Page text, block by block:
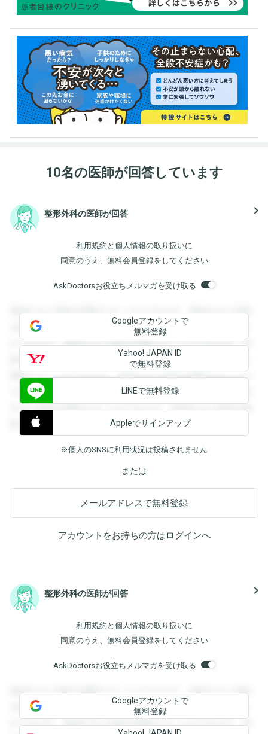
10名の医師が回答しています
整形外科の医師が回答 navigate_next
利用規約 と 個人情報の取り扱いに
同意のうえ、無料会員登録をしてください
AskDoctorsお役立ちメルマガを受け取る
登録すると回答を閲覧することができます。登録すると回答
を閲覧することができます。登録すると回答を閲覧すること
ができます。登録すると回答を閲覧することができます。登
録すると回答を閲覧することができます。登録すると回答を
閲覧することができます。登録すると回答を閲覧することが
できます。登録すると回答を閲覧することができます。登録
すると回答を閲覧することができます。登録すると回答を閲
覧することができます。
Googleアカウントで
無料登録
Yahoo! JAPAN ID
で無料登録
LINEで無料登録
Appleでサインアップ
※個人のSNSに利用状況は投稿されません
または
メールアドレスで無料登録
アカウントをお持ちの方はログインへ
整形外科の医師が回答 navigate_next
利用規約 と 個人情報の取り扱いに
同意のうえ、無料会員登録をしてください
AskDoctorsお役立ちメルマガを受け取る
登録すると回答を閲覧することができます。登録すると回答
を閲覧することができます。登録すると回答を閲覧すること
ができます。登録すると回答を閲覧することができます。登
Googleアカウントで
無料登録